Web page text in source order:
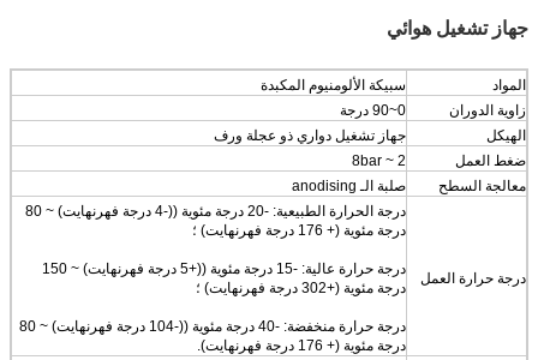
جهاز تشغيل هوائي
المواد
سبيكة الألومنيوم المكبدة
زاوية الدوران
0~90 درجة
الهيكل
جهاز تشغيل دواري ذو عجلة ورف
ضغط العمل
2 ~ 8bar
معالجة السطح
صلبة الـ anodising
درجة حرارة العمل
درجة الحرارة الطبيعية: -20 درجة مئوية ((-4 درجة فهرنهايت) ~ 80
درجة مئوية (+ 176 درجة فهرنهايت) ؛
درجة حرارة عالية: -15 درجة مئوية ((+5 درجة فهرنهايت) ~ 150
درجة مئوية (+302 درجة فهرنهايت) ؛
درجة حرارة منخفضة: -40 درجة مئوية ((-104 درجة فهرنهايت) ~ 80
درجة مئوية (+ 176 درجة فهرنهايت).